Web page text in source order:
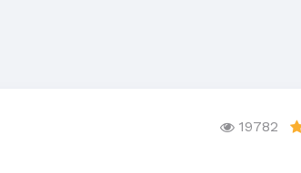
19782